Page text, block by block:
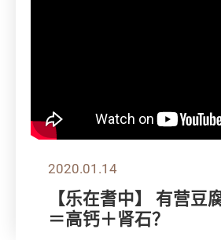
2020.01.14
【乐在耆中】 有营豆
＝高钙＋肾石？